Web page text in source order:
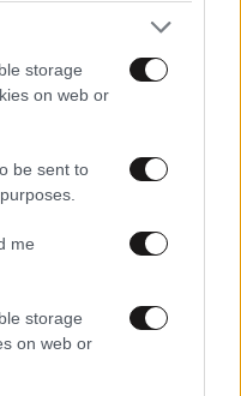
storage
on web or
be sent to
me
storage
on web or
μαντίλα πρέπει να
έχετε δει καμιά